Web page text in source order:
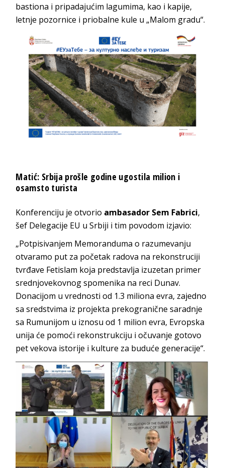
bastiona i pripadajućim lagumima, kao i kapije,
letnje pozornice i priobalne kule u „Malom gradu“.
Matić: Srbija prošle godine ugostila milion i
osamsto turista
Konferenciju je otvorio ambasador Sem Fabrici,
šef Delegacije EU u Srbiji i tim povodom izjavio:
„Potpisivanjem Memoranduma o razumevanju
otvaramo put za početak radova na rekonstruciji
tvrđave Fetislam koja predstavlja izuzetan primer
srednjovekovnog spomenika na reci Dunav.
Donacijom u vrednosti od 1.3 miliona evra, zajedno
sa sredstvima iz projekta prekogranične saradnje
sa Rumunijom u iznosu od 1 milion evra, Evropska
unija će pomoći rekonstrukciju i očuvanje gotovo
pet vekova istorije i kulture za buduće generacije“.